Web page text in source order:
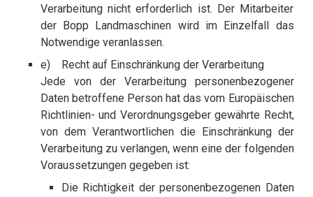
Verarbeitung nicht erforderlich ist. Der Mitarbeiter
der Bopp Landmaschinen wird im Einzelfall das
Notwendige veranlassen.
e) Recht auf Einschränkung der Verarbeitung
Jede von der Verarbeitung personenbezogener
Daten betroffene Person hat das vom Europäischen
Richtlinien- und Verordnungsgeber gewährte Recht,
von dem Verantwortlichen die Einschränkung der
Verarbeitung zu verlangen, wenn eine der folgenden
Voraussetzungen gegeben ist:
Die Richtigkeit der personenbezogenen Daten